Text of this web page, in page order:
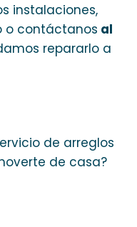
instalaciones,
o contáctanos al
repararlo a
de arreglos
de casa?